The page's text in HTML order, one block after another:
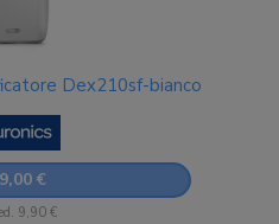
Dex210sf-bianco
€
9,90 €